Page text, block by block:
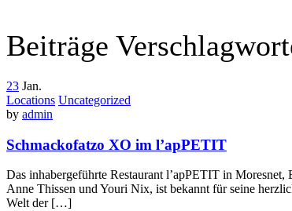
Beiträge
23 Jan.
Locations Uncategorized
by admin
Schmackofatzo XO im l’apPETIT
Das inhabergeführte Restaurant l’apPETIT in
Anne Thissen und Youri Nix, ist bekannt für seine
Welt der […]